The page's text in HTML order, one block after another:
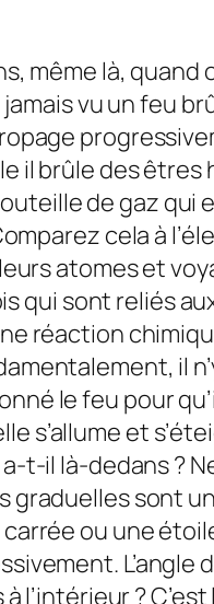
même là, quand
vu un feu
il brûle des
de gaz
cela à
atomes et
sont reliés
réaction
il
le feu pour
s’allume et
t-il là-dedans ?
sont
ou une
l’intérieur ?